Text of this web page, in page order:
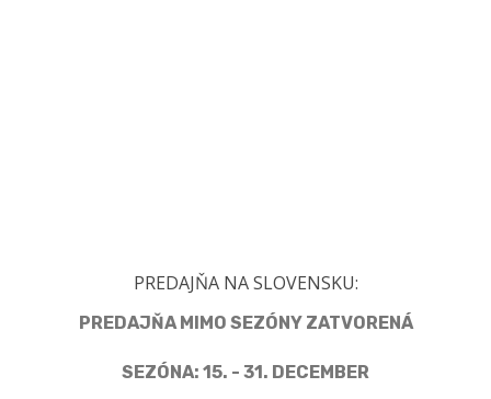
PREDAJŇA NA SLOVENSKU:
PREDAJŇA MIMO SEZÓNY ZATVORENÁ
SEZÓNA: 15. - 31. DECEMBER